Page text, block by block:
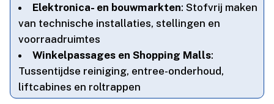
Elektronica- en bouwmarkten: Stofvrij maken
van technische installaties, stellingen en
voorraadruimtes
Winkelpassages en Shopping Malls:
Tussentijdse reiniging, entree-onderhoud,
liftcabines en roltrappen